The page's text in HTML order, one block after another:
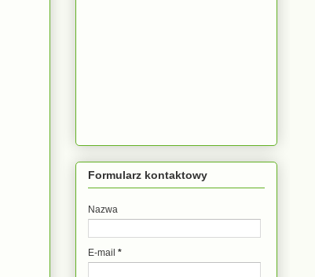
Formularz kontaktowy
Nazwa
E-mail *